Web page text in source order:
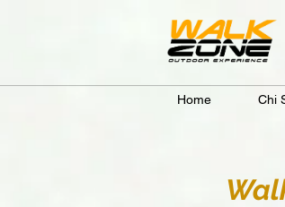
Home Chi